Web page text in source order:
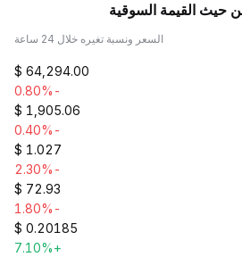
حيث القيمة السوقية
السعر ونسبة تغيره خلال 24 ساعة
$ 64,294.00
-0.80%
$ 1,905.06
-0.40%
$ 1.027
-2.30%
$ 72.93
-1.80%
$ 0.20185
+7.10%